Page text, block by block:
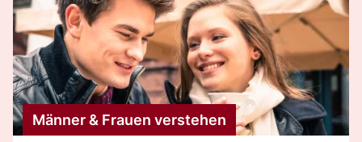
Männer & Frauen verstehen